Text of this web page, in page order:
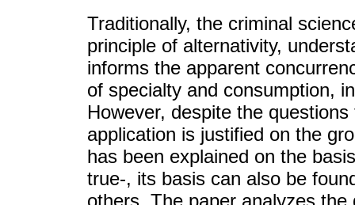
Traditionally, the criminal
principle of alternativity,
informs the apparent
of specialty and consumption,
However, despite the
application is justified on the
has been explained on the
true-, its basis can also be
others. The paper analyzes